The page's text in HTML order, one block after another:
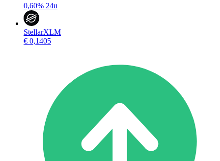
0,60% 24u
StellarXLM
€ 0,1405